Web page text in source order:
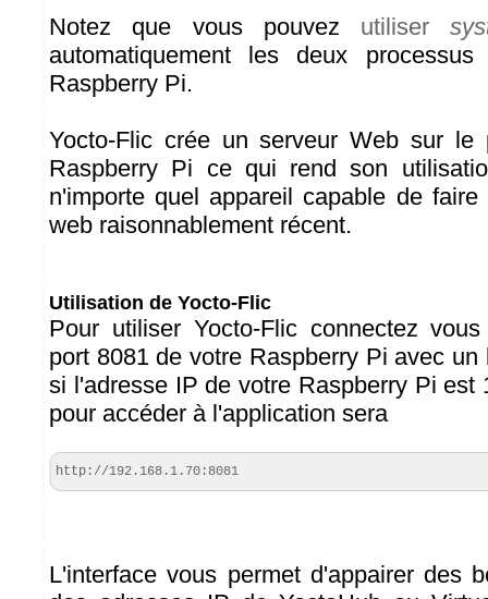
Notez que vous pouvez utiliser
automatiquement les deux
Raspberry Pi.
Yocto-Flic crée un serveur Web sur le
Raspberry Pi ce qui rend son
n'importe quel appareil capable de
web raisonnablement récent.
Utilisation de Yocto-Flic
Pour utiliser Yocto-Flic connectez
port 8081 de votre Raspberry Pi avec un
si l'adresse IP de votre Raspberry Pi est
pour accéder à l'application sera
http://192.168.1.70:8081
L'interface vous permet d'appairer des